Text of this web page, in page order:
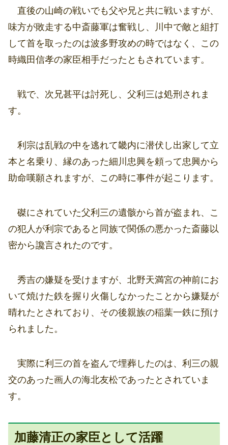
直後の山崎の戦いでも父や兄と共に戦いますが、
味方が敗走する中斎藤軍は奮戦し、川中で敵と組打
して首を取ったのは波多野攻めの時ではなく、この
時織田信孝の家臣相手だったともされています。
戦で、次兄甚平は討死し、父利三は処刑されま
す。
利宗は乱戦の中を逃れて畿内に潜伏し出家して立
本と名乗り、縁のあった細川忠興を頼って忠興から
助命嘆願されますが、この時に事件が起こります。
磔にされていた父利三の遺骸から首が盗まれ、こ
の犯人が利宗であると同族で関係の悪かった斎藤以
密から讒言されたのです。
秀吉の嫌疑を受けますが、北野天満宮の神前にお
いて焼けた鉄を握り火傷しなかったことから嫌疑が
晴れたとされており、その後親族の稲葉一鉄に預け
られました。
実際に利三の首を盗んで埋葬したのは、利三の親
交のあった画人の海北友松であったとされていま
す。
加藤清正の家臣として活躍